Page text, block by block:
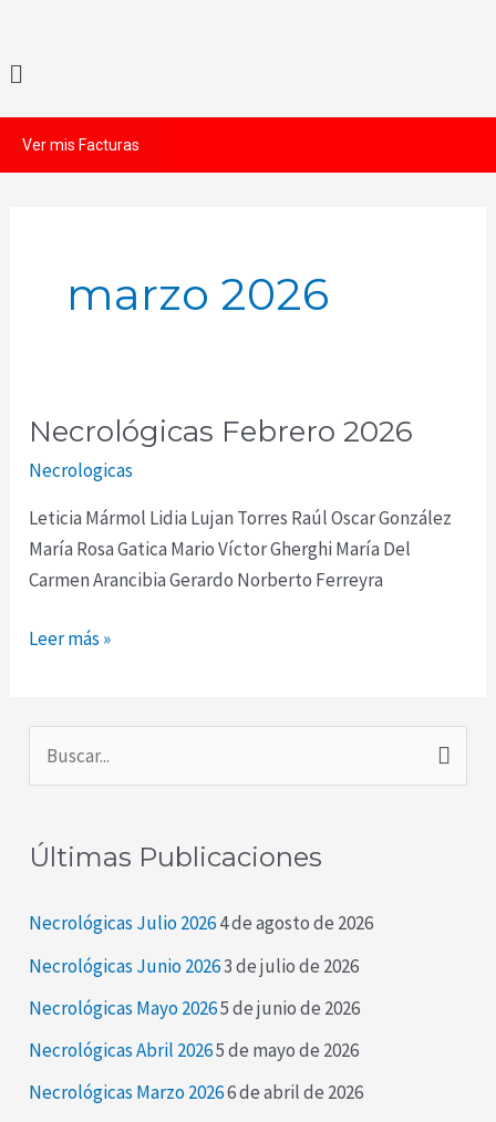
contenido
Menú
Ver mis Facturas
marzo 2026
Necrológicas Febrero 2026
Necrologicas
Leticia Mármol Lidia Lujan Torres Raúl Oscar González
María Rosa Gatica Mario Víctor Gherghi María Del
Carmen Arancibia Gerardo Norberto Ferreyra
Necrológicas
Febrero
Leer más »
c
a
r
:
Últimas Publicaciones
Necrológicas Julio 20264 de agosto de 2026
Necrológicas Junio 20263 de julio de 2026
Necrológicas Mayo 20265 de junio de 2026
Necrológicas Abril 20265 de mayo de 2026
Necrológicas Marzo 20266 de abril de 2026